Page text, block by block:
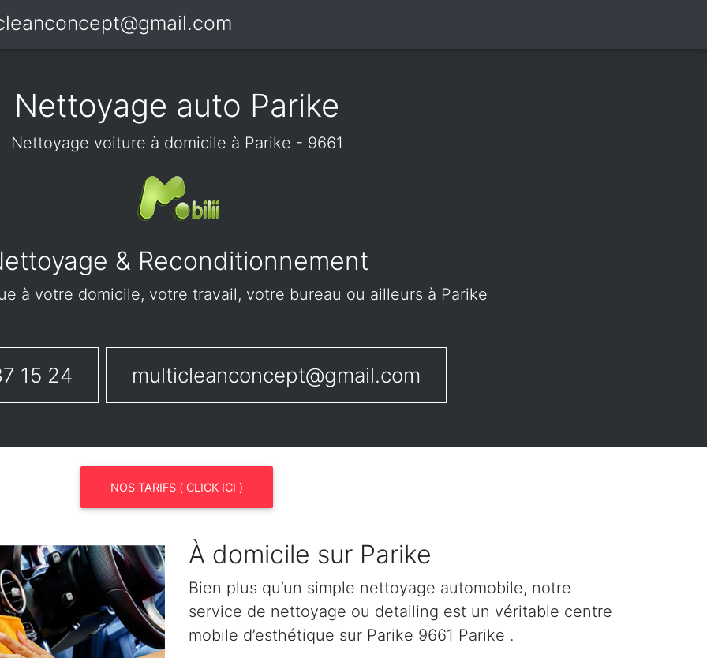
Nettoyage auto Parike
Nettoyage voiture à domicile à Parike - 9661
& Reconditionnement
à votre domicile, votre travail, votre bureau ou ailleurs à Parike
15 24 multicleanconcept@gmail.com
NOS TARIFS ( CLICK ICI )
À domicile sur Parike
Bien plus qu’un simple nettoyage automobile, notre
service de nettoyage ou detailing est un véritable centre
mobile d’esthétique sur Parike 9661 Parike .